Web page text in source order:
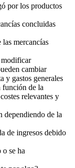
por los productos
concluidas
mercancías
modificar
cambiar
y gastos generales
función de la
relevantes y
dependiendo de la
de ingresos debido
o se ha